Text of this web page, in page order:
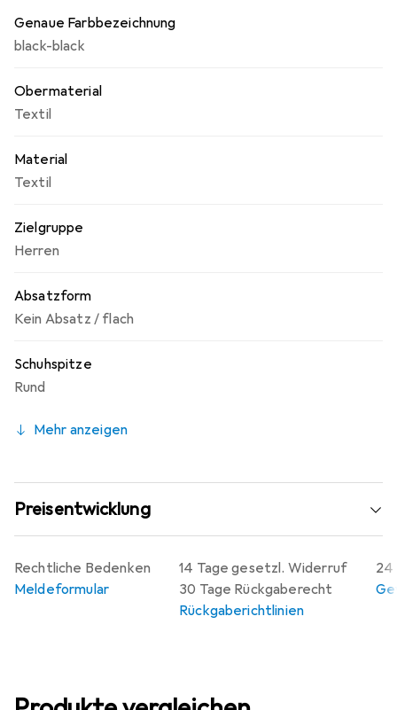
Genaue Farbbezeichnung
black-black
Obermaterial
Textil
Material
Textil
Zielgruppe
Herren
Absatzform
Kein Absatz / flach
Schuhspitze
Rund
Mehr anzeigen
Preisentwicklung
14 Tage gesetzl. Widerruf
30 Tage Rückgaberecht
Rückgaberichtlinien
24
Rechtliche Bedenken
Meldeformular